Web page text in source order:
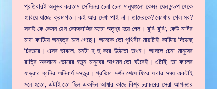
প্রতিবারই অনুভব করতাম সেদিনের চেনা চেনা মানুষগুলো কেমন যেন মন্ডপ থেকে
হারিয়ে যাচ্ছে ক্রমাগত। কই আর দেখা পাই না। তাদেরকে? কোথায় গেল সব?
সবাই কে কেমন যেন ভোজবাজির মতো অদৃশ্য হয়ে গেল। বুঝি বুঝি, কেউ মাটির
মায়া কাটিয়ে অন্যত্র চলে গেছে। অনেকে তো পৃথিবীর মায়াটাই কাটিয়ে দিয়েছে
চিরতরে। এসব ভাবলে, মনটা হু হু করে উঠতো তখন। আসলে চেনা মানুষের
রাত্রি অবসানে ভোরের নতুন মানুষের আগমন তো ঘটবেই। এটাই তো কালের
যাত্রার ধ্বনির অনিবার্য দস্তুর। প্রতিমা দর্শন শেষে ফিরে যাবার সময় একটাই
মনে হতো, এটাই তো ছিল একদিন আমার কাছে বিশ্ব চরাচরের সেরা আপনতর